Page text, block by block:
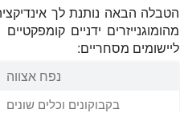
הטבלה הבאה נותנת לך
ליישומים מסחריים:
נפח אצווה
בקבוקונים וכלים שונים